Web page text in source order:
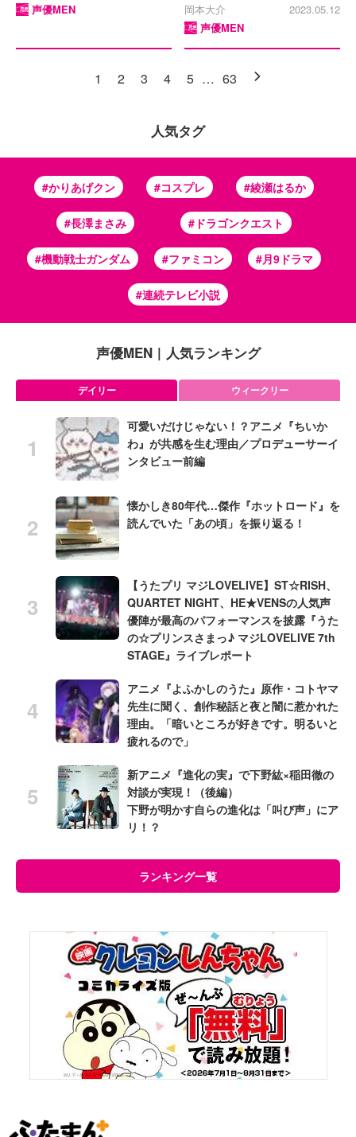
声優MEN
岡本大介
声優MEN
2023.05.12
1 2 3 4 5 … 63
人気タグ
#かりあげクン #コスプレ #綾瀬はるか
#長澤まさみ #ドラゴンクエスト
#機動戦士ガンダム #ファミコン #月9ドラマ
#連続テレビ小説
声優MEN | 人気ランキング
デイリー ウィークリー
可愛いだけじゃない！？アニメ『ちいか
わ』が共感を生む理由／プロデューサーイ
ンタビュー前編
懐かしき80年代…傑作『ホットロード』を
読んでいた「あの頃」を振り返る！
【うたプリ マジLOVELIVE】ST☆RISH、
QUARTET NIGHT、HE★VENSの人気声
優陣が最高のパフォーマンスを披露『うた
の☆プリンスさまっ♪ マジLOVELIVE 7th
STAGE』ライブレポート
アニメ『よふかしのうた』原作・コトヤマ
先生に聞く、創作秘話と夜と闇に惹かれた
理由。「暗いところが好きです。明るいと
疲れるので」
新アニメ『進化の実』で下野紘×稲田徹の
対談が実現！（後編）
下野が明かす自らの進化は「叫び声」にア
リ！？
ランキング一覧